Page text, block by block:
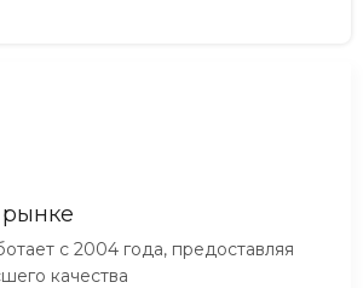
с 2004 года, предоставляя
качества